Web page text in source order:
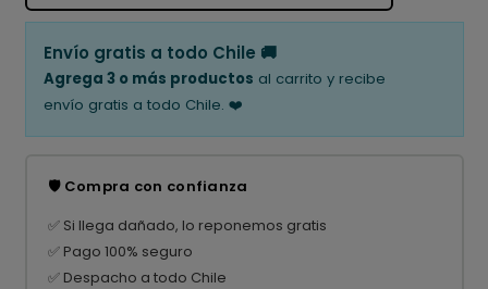
Envío gratis a todo Chile 🚚
Agrega 3 o más productos al carrito y recibe
envío gratis a todo Chile. ❤️
🛡️ Compra con confianza
✅ Si llega dañado, lo reponemos gratis
✅ Pago 100% seguro
✅ Despacho a todo Chile